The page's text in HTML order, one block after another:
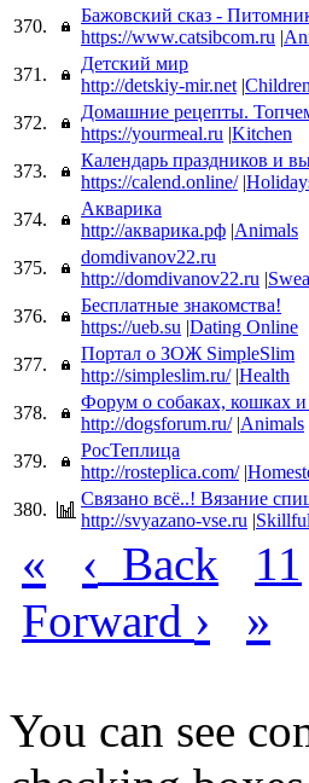
370.
Бажовский сказ -
https://www.catsibcom.ru |
371.
Детский мир
http://detskiy-mir.net |
372.
Домашние рецепты.
https://yourmeal.ru |Kitchen
373.
Календарь праздников и
https://calend.online/ |
374.
Акварика
http://акварика.рф |Animals
375.
domdivanov22.ru
http://domdivanov22.ru |
376.
Бесплатные знакомства!
https://ueb.su |Dating Online
377.
Портал о ЗОЖ SimpleSlim
http://simpleslim.ru/ |Health
378.
Форум о собаках, кошках и
http://dogsforum.ru/ |Animals
379.
РосТеплица
http://rosteplica.com/ |
380.
Связано всё..! Вязание
http://svyazano-vse.ru |
« ‹ Back 11
Forward › »
You can see